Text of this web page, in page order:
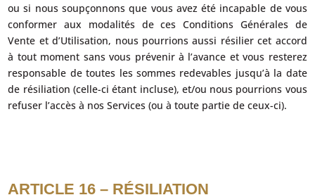
ou si nous soupçonnons que vous avez été incapable de vous
conformer aux modalités de ces Conditions Générales de
Vente et d’Utilisation, nous pourrions aussi résilier cet accord
à tout moment sans vous prévenir à l’avance et vous resterez
responsable de toutes les sommes redevables jusqu’à la date
de résiliation (celle-ci étant incluse), et/ou nous pourrions vous
refuser l’accès à nos Services (ou à toute partie de ceux-ci).
ARTICLE 16 – RÉSILIATION